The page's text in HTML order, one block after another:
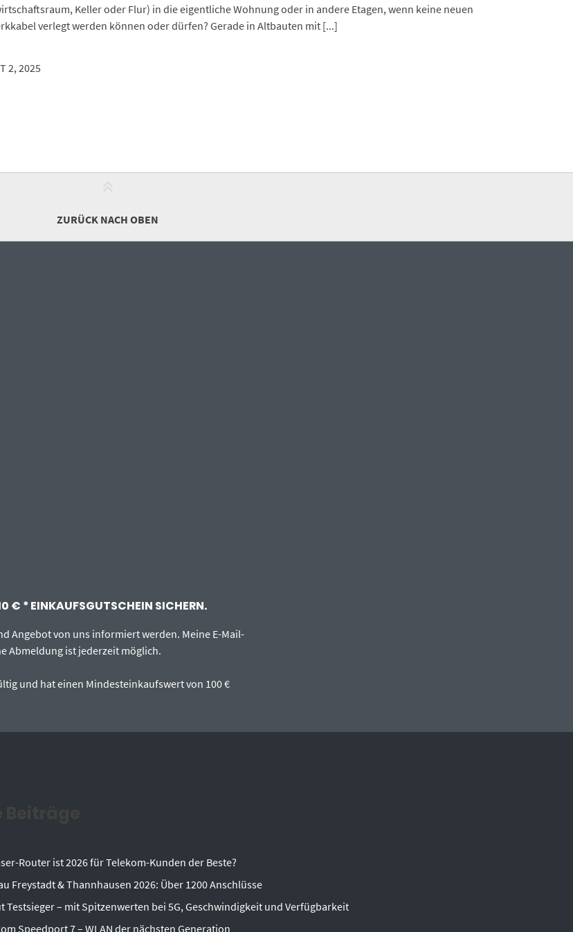
Keller oder Flur) in die eigentliche Wohnung oder in andere Etagen, wenn keine neuen
verlegt werden können oder dürfen? Gerade in Altbauten mit [...]
2, 2025
ZURÜCK NACH OBEN
€ * EINKAUFSGUTSCHEIN SICHERN.
Angebot von uns informiert werden. Meine E-Mail-
Abmeldung ist jederzeit möglich.
und hat einen Mindesteinkaufswert von 100 €
Router ist 2026 für Telekom-Kunden der Beste?
Freystadt & Thannhausen 2026: Über 1200 Anschlüsse
Testsieger – mit Spitzenwerten bei 5G, Geschwindigkeit und Verfügbarkeit
Speedport 7 – WLAN der nächsten Generation